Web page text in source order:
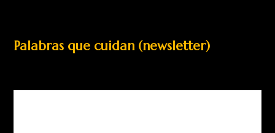
Palabras que cuidan (newsletter)